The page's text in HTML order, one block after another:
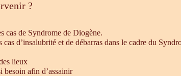
?
cas de Syndrome de Diogène.
d’insalubrité et de débarras dans le cadre du
lieux
besoin afin d’assainir